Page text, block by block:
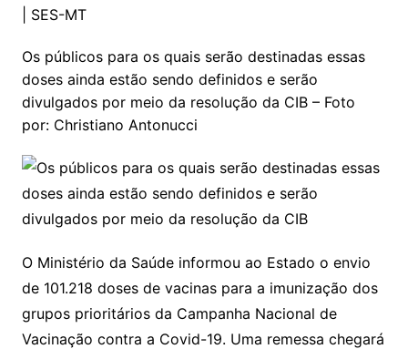
SES-MT
Os públicos para os quais serão destinadas essas
doses ainda estão sendo definidos e serão
divulgados por meio da resolução da CIB – Foto
por: Christiano Antonucci
O Ministério da Saúde informou ao Estado o envio
de 101.218 doses de vacinas para a imunização dos
grupos prioritários da Campanha Nacional de
Vacinação contra a Covid-19. Uma remessa chegará